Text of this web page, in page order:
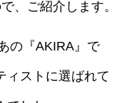
、ご紹介します。
の『AKIRA』で
ィストに選ばれて